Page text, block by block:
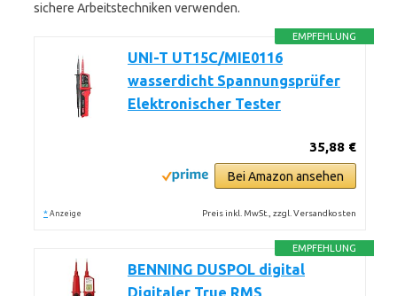
sichere Arbeitstechniken verwenden.
EMPFEHLUNG
UNI-T UT15C/MIE0116
wasserdicht Spannungsprüfer
Elektronischer Tester
35,88 €
Bei Amazon ansehen
* Anzeige Preis inkl. MwSt., zzgl. Versandkosten
EMPFEHLUNG
BENNING DUSPOL digital
Digitaler True RMS